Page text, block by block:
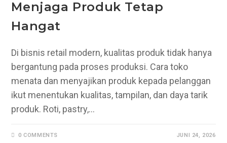
Menjaga Produk Tetap
Hangat
Di bisnis retail modern, kualitas produk tidak hanya
bergantung pada proses produksi. Cara toko
menata dan menyajikan produk kepada pelanggan
ikut menentukan kualitas, tampilan, dan daya tarik
produk. Roti, pastry,…
0 COMMENTS JUNI 24, 2026